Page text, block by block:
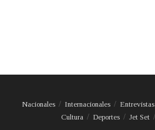
Nacionales Internacionales Entrevistas
Cultura
Deportes Jet Set